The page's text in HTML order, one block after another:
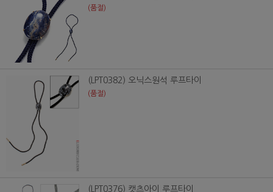
(품절)
(LPT0382) 오닉스원석 루프타이
(품절)
(LPT0376) 캣츠아이 루프타이